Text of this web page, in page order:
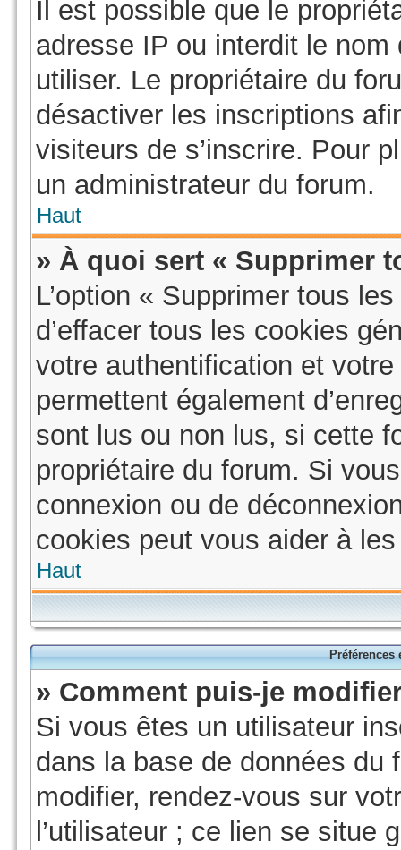
Il est possible que le
adresse IP ou interdit le nom
utiliser. Le propriétaire du
désactiver les inscriptions
visiteurs de s’inscrire. Pour
un administrateur du forum.
Haut
» À quoi sert « Supprimer
L’option « Supprimer tous
d’effacer tous les cookies
votre authentification et
permettent également
sont lus ou non lus, si cette
propriétaire du forum. Si
connexion ou de
cookies peut vous aider à
Haut
Préférences
» Comment puis-je
Si vous êtes un utilisateur
dans la base de données du
modifier, rendez-vous sur
l’utilisateur ; ce lien se situe